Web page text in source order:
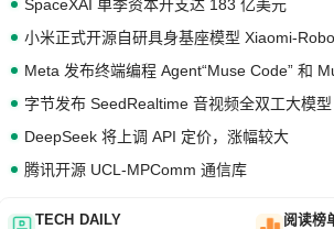
SpaceXAI 单季资本开支达 183 亿美元
小米正式开源自研具身基座模型 Xiaomi-
Meta 发布终端编程 Agent“Muse Code” 和
字节发布 SeedRealtime 音视频全双工大模型
DeepSeek 将上调 API 定价，涨幅较大
腾讯开源 UCL-MPComm 通信库
TECH DAILY 阅读榜